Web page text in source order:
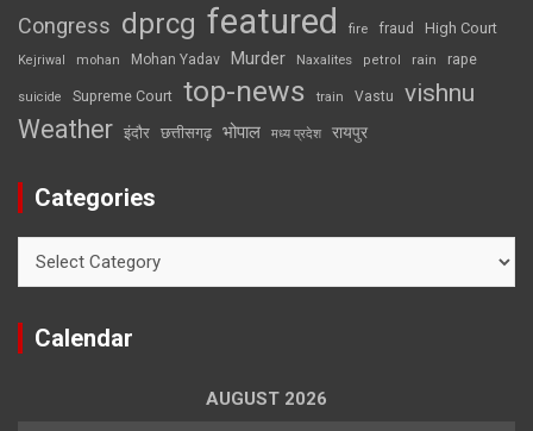
Congress dprcg featured fire fraud High Court
Kejriwal mohan Mohan Yadav Murder Naxalites petrol rain rape
suicide Supreme Court top-news train Vastu vishnu
Weather इंदौर छत्तीसगढ़ भोपाल मध्य प्रदेश रायपुर
Categories
Calendar
AUGUST 2026